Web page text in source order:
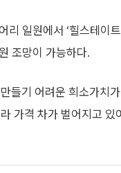
리 일원에서 ‘힐스테
조망이 가능하다.
들기 어려운 희소가치
가격 차가 벌어지고